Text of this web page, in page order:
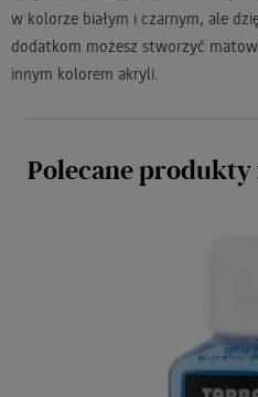
w kolorze białym i czarnym, ale
dodatkom możesz stworzyć
innym kolorem akryli.
Polecane